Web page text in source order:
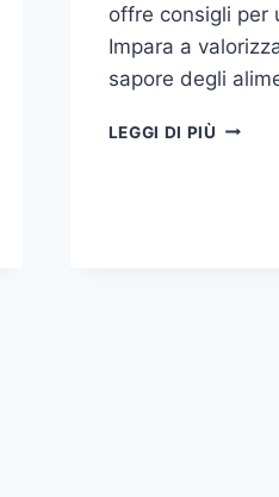
offre consigli per
Impara a
sapore degli
LEGGI DI PIÙ